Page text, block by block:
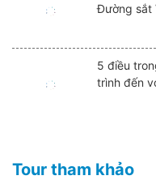
Đường sắt
5 điều
trình đến
Tour tham khảo